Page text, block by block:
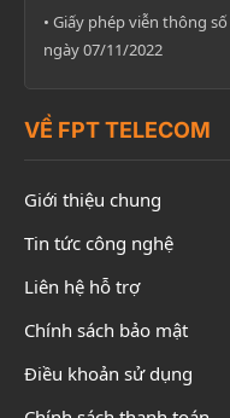
• Giấy phép viễn thông số
ngày 07/11/2022
VỀ FPT TELECOM
Giới thiệu chung
Tin tức công nghệ
Liên hệ hỗ trợ
Chính sách bảo mật
Điều khoản sử dụng